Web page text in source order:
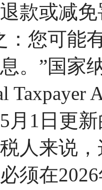
款或减
：您可能
。”国家
月1日更
人来说
须在